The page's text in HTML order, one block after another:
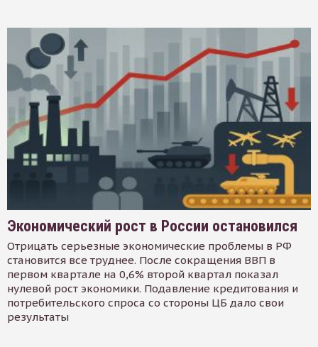
Экономический рост в России остановился
Отрицать серьезные экономические проблемы в РФ
становится все труднее. После сокращения ВВП в
первом квартале на 0,6% второй квартал показал
нулевой рост экономики. Подавление кредитования и
потребительского спроса со стороны ЦБ дало свои
результаты